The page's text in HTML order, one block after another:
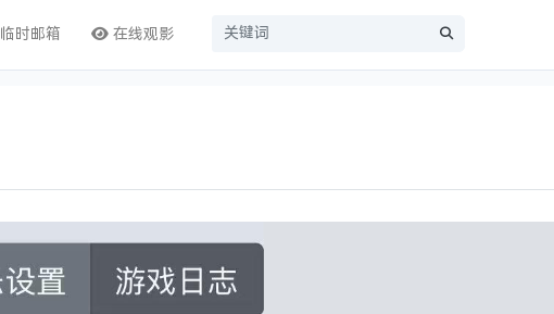
临时邮箱 在线观影